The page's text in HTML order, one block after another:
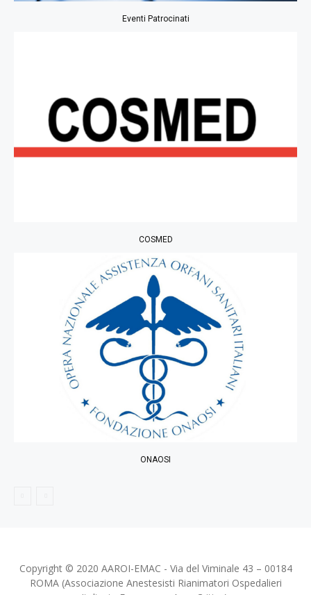
Eventi Patrocinati
COSMED
ONAOSI
Copyright © 2020 AAROI-EMAC - Via del Viminale 43 – 00184
ROMA (Associazione Anestesisti Rianimatori Ospedalieri